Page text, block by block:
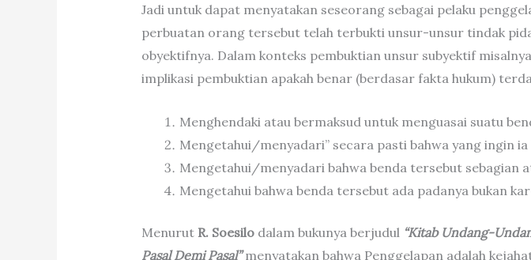
Jadi untuk dapat menyatakan seseorang sebagai pelaku
perbuatan orang tersebut telah terbukti unsur-unsur tindak
obyektifnya. Dalam konteks pembuktian unsur subyektif
implikasi pembuktian apakah benar (berdasar fakta hukum)
Menghendaki atau bermaksud untuk menguasai suatu
Mengetahui/menyadari” secara pasti bahwa yang ingin ia
Mengetahui/menyadari bahwa benda tersebut sebagian
Mengetahui bahwa benda tersebut ada padanya bukan
MenurutR. Soesilodalam bukunya berjudul “Kitab Undang-
Pasal Demi Pasal”menyatakan bahwa Penggelapan adalah